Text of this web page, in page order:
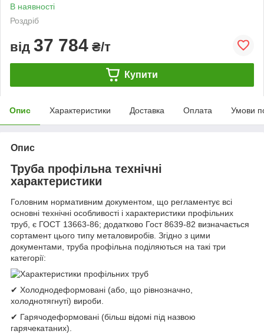
В наявності
Роздріб
від 37 784 ₴/т
Купити
Опис Характеристики Доставка Оплата Умови
Опис
Труба профільна технічні
характеристики
Головним нормативним документом, що регламентує всі
основні технічні особливості і характеристики профільних
труб, є ГОСТ 13663-86; додатково Гост 8639-82 визначається
сортамент цього типу металовиробів. Згідно з цими
документами, труба профільна поділяються на такі три
категорії:
✔ Холоднодеформовані (або, що рівнозначно,
холоднотягнуті) вироби.
✔ Гарячодеформовані (більш відомі під назвою
гарячекатаних).